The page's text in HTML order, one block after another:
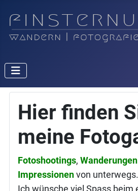
Hier finden
meine
Fotoshootings, Wanderungen
Impressionen von unterwegs.
Ich wünsche viel Spass beim